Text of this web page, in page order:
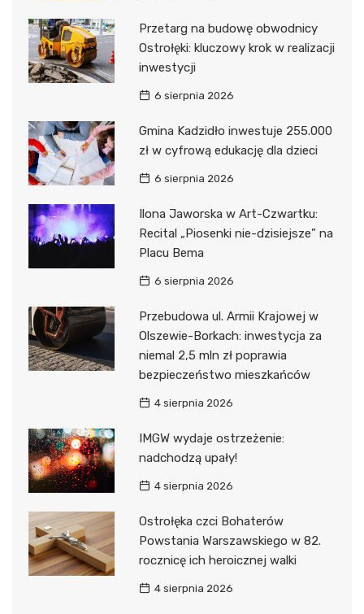
Przetarg na budowę obwodnicy
Ostrołęki: kluczowy krok w realizacji
inwestycji
6 sierpnia 2026
Gmina Kadzidło inwestuje 255.000
zł w cyfrową edukację dla dzieci
6 sierpnia 2026
Ilona Jaworska w Art-Czwartku:
Recital „Piosenki nie-dzisiejsze” na
Placu Bema
6 sierpnia 2026
Przebudowa ul. Armii Krajowej w
Olszewie-Borkach: inwestycja za
niemal 2,5 mln zł poprawia
bezpieczeństwo mieszkańców
4 sierpnia 2026
IMGW wydaje ostrzeżenie:
nadchodzą upały!
4 sierpnia 2026
Ostrołęka czci Bohaterów
Powstania Warszawskiego w 82.
rocznicę ich heroicznej walki
4 sierpnia 2026